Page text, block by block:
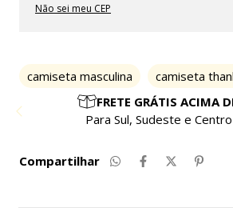
Não sei meu CEP
camiseta masculina camiseta
PARCELE EM ATÉ 10X
Compre com facilidade e
Compartilhar